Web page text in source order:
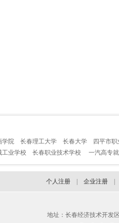
学院 长春理工大学 长春大学
四平市
工业学校 长春职业技术学校 一汽高专
个人注册 企业注册
地址：长春经济技术开发